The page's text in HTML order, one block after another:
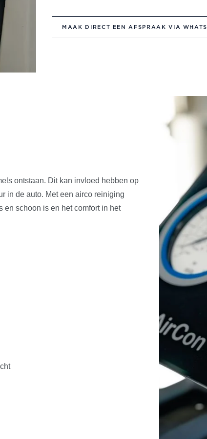
MAAK DIRECT EEN AFSPRAAK VIA
ontstaan. Dit kan invloed hebben op
in de auto. Met een airco reiniging
en schoon is en het comfort in het